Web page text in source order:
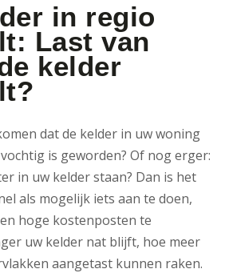
in regio
Last van
kelder
dat de kelder in uw woning
is geworden? Of nog erger:
in uw kelder staan? Dan is het
als mogelijk iets aan te doen,
hoge kostenposten te
uw kelder nat blijft, hoe meer
aangetast kunnen raken.